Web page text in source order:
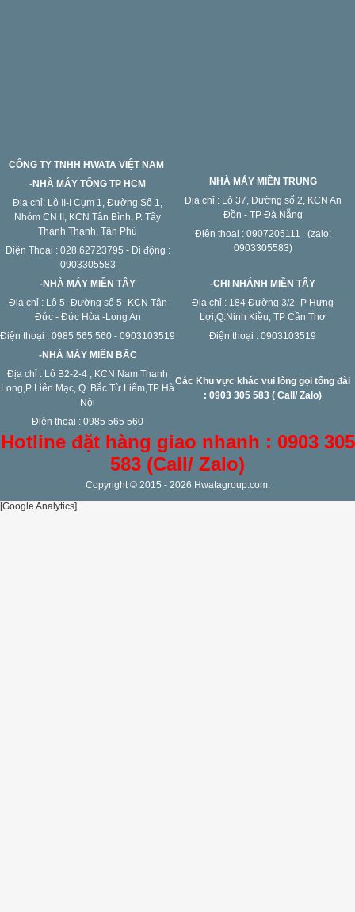
CÔNG TY TNHH HWATA VIỆT NAM
-NHÀ MÁY TỔNG TP HCM
Địa chỉ: Lô II-I Cụm 1, Đường Số 1,
Nhóm CN II, KCN Tân Bình, P. Tây
Thạnh Thạnh, Tân Phú
Điện Thoại : 028.62723795 - Di động :
0903305583
NHÀ MÁY MIỀN TRUNG
Địa chỉ : Lô 37, Đường số 2, KCN An
Đồn - TP Đà Nẵng
Điện thoại : 0907205111 (zalo:
0903305583)
-NHÀ MÁY MIỀN TÂY
Địa chỉ : Lô 5- Đường số 5- KCN Tân
Đức - Đức Hòa -Long An
Điện thoại : 0985 565 560 - 0903103519
-CHI NHÁNH MIỀN TÂY
Địa chỉ : 184 Đường 3/2 -P Hưng
Lợi,Q.Ninh Kiều, TP Cần Thơ
Điện thoại : 0903103519
-NHÀ MÁY MIỀN BẮC
Địa chỉ : Lô B2-2-4 , KCN Nam Thanh
Long,P Liên Mạc, Q. Bắc Từ Liêm,TP Hà
Nội
Điện thoại : 0985 565 560
Các Khu vực khác vui lòng gọi tổng đài
: 0903 305 583 ( Call/ Zalo)
Hotline đặt hàng giao nhanh : 0903 305
583 (Call/ Zalo)
Copyright © 2015 - 2026 Hwatagroup.com.
[Google Analytics]